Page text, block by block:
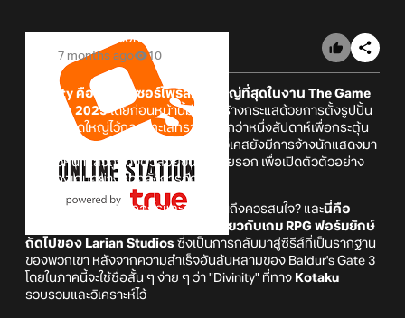
Online Station
7 months ago
10
Divinity คือหนึ่งในเซอร์ไพรส์ที่ยิ่งใหญ่ที่สุดในงาน The Game
Awards 2025โดยก่อนหน้านี้มีการสร้างกระแสด้วยการตั้งรูปปั้น
ปีศาจขนาดใหญ่ไว้กลางทะเลทรายนานกว่าหนึ่งสัปดาห์เพื่อกระตุ้น
ความตื่นเต้นของแฟน ๆ แถมในงานโชว์เคสยังมีการจ้างนักแสดงมา
นั่งแถวหน้าแล้วถูกดึงตัวลอยขึ้นฟ้าด้วยรอก เพื่อเปิดตัวตัวอย่าง
แรกของเกมอย่างสุดอลังการอีก
แต่คำถามคือเกมนี้คืออะไรและทำไมคุณถึงควรสนใจ? และนี่คือ
ข้อมูลเล็กน้อยที่เราทราบในตอนนี้เกี่ยวกับเกม RPG ฟอร์มยักษ์
ถัดไปของ Larian Studios ซึ่งเป็นการกลับมาสู่ซีรีส์ที่เป็นรากฐาน
ของพวกเขา หลังจากความสำเร็จอันล้นหลามของ Baldur's Gate 3
โดยในภาคนี้จะใช้ชื่อสั้น ๆ ง่าย ๆ ว่า "Divinity" ที่ทาง Kotaku
รวบรวมและวิเคราะห์ไว้